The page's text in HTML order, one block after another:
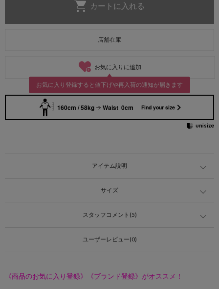
店舗在庫
お気に入りに追加
お気に入り登録すると値下げや再入荷の通知が届きます
160cm / 58kg Waist 0cm Find your size
アイテム説明
サイズ
スタッフコメント(5)
ユーザーレビュー(0)
《商品のお気に入り登録》《ブランド登録》がオススメ！